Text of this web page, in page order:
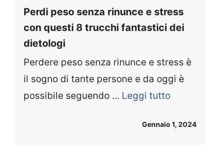
Perdi peso senza rinunce e stress
con questi 8 trucchi fantastici dei
dietologi
Perdere peso senza rinunce e stress è
il sogno di tante persone e da oggi è
possibile seguendo ... Leggi tutto
Gennaio 1, 2024